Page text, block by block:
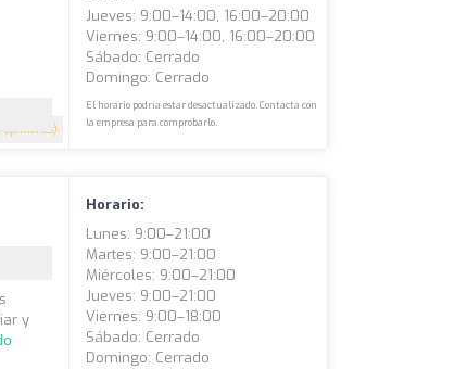
opiniones)
Jueves: 9:00–14:00, 16:00–20:00
Viernes: 9:00–14:00, 16:00–20:00
Sábado: Cerrado
Domingo: Cerrado
El horario podría estar desactualizado. Contacta con
la empresa para comprobarlo.
y
Horario:
Lunes: 9:00–21:00
Martes: 9:00–21:00
Miércoles: 9:00–21:00
Jueves: 9:00–21:00
Viernes: 9:00–18:00
Sábado: Cerrado
Domingo: Cerrado